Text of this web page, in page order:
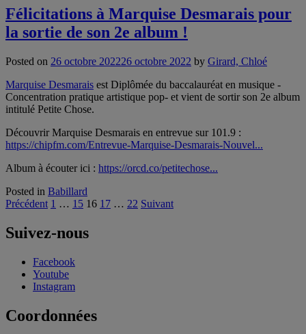
Félicitations à Marquise Desmarais pour
la sortie de son 2e album !
Posted on 26 octobre 202226 octobre 2022 by Girard, Chloé
Marquise Desmarais est Diplômée du baccalauréat en musique -
Concentration pratique artistique pop- et vient de sortir son 2e album
intitulé Petite Chose.
Découvrir Marquise Desmarais en entrevue sur 101.9 :
https://chipfm.com/Entrevue-Marquise-Desmarais-Nouvel...
Album à écouter ici : https://orcd.co/petitechose...
Posted in Babillard
Pagination
des
publications
Précédent 1 … 15 16 17 … 22 Suivant
Suivez-nous
Facebook
Youtube
Instagram
Coordonnées